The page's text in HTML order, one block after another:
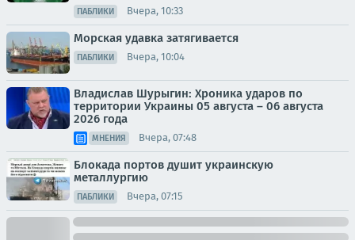
ПАБЛИКИ Вчера, 10:33
Морская удавка затягивается
ПАБЛИКИ Вчера, 10:04
Владислав Шурыгин: Хроника ударов по
территории Украины 05 августа – 06 августа
2026 года
МНЕНИЯ Вчера, 07:48
Блокада портов душит украинскую
металлургию
ПАБЛИКИ Вчера, 07:15